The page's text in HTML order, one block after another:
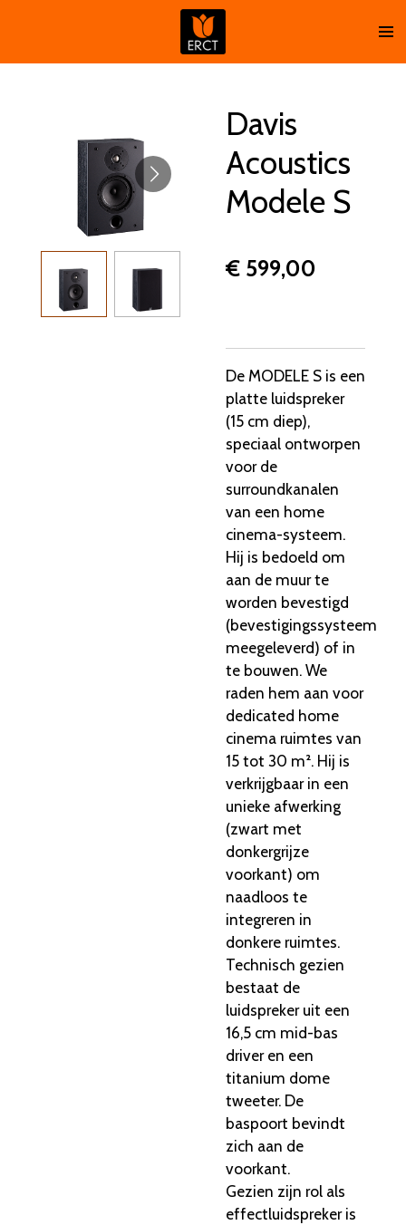
naar
Davis
Acoustics
Modele S
€ 599,00
De MODELE S is een
platte luidspreker
(15 cm diep),
speciaal ontworpen
voor de
surroundkanalen
van een home
cinema-systeem.
Hij is bedoeld om
aan de muur te
worden bevestigd
(bevestigingssysteem
meegeleverd) of in
te bouwen. We
raden hem aan voor
dedicated home
cinema ruimtes van
15 tot 30 m². Hij is
verkrijgbaar in een
unieke afwerking
(zwart met
donkergrijze
voorkant) om
naadloos te
integreren in
donkere ruimtes.
Technisch gezien
bestaat de
luidspreker uit een
16,5 cm mid-bas
driver en een
titanium dome
tweeter. De
baspoort bevindt
zich aan de
voorkant.
Gezien zijn rol als
effectluidspreker is